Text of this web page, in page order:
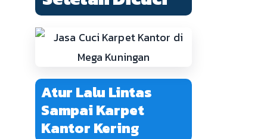
Atur Lalu Lintas
Sampai Karpet
Kantor Kering